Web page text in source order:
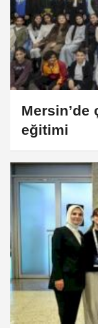
eğitimi